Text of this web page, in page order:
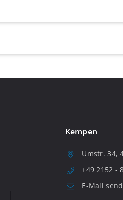
Kempen
Umstr. 34,
+49 2152 -
E-Mail